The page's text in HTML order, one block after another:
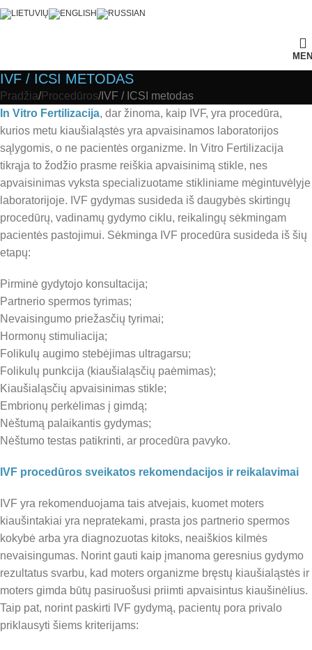
IVF / ICSI METODAS
Pradžia Procedūros IVF / ICSI metodas
In Vitro Fertilizacija, dar žinoma, kaip IVF, yra procedūra,
kurios metu kiaušialąstės yra apvaisinamos laboratorijos
sąlygomis, o ne pacientės organizme. In Vitro Fertilizacija
tikrąja to žodžio prasme reiškia apvaisinimą stikle, nes
apvaisinimas vyksta specializuotame stikliniame mėgintuvėlyje
laboratorijoje. IVF gydymas susideda iš daugybės skirtingų
procedūrų, vadinamų gydymo ciklu, reikalingų sėkmingam
pacientės pastojimui. Sėkminga IVF procedūra susideda iš šių
etapų:
Pirminė gydytojo konsultacija;
Partnerio spermos tyrimas;
Nevaisingumo priežasčių tyrimai;
Hormonų stimuliacija;
Folikulų augimo stebėjimas ultragarsu;
Folikulų punkcija (kiaušialąsčių paėmimas);
Kiaušialąsčių apvaisinimas stikle;
Embrionų perkėlimas į gimdą;
Nėštumą palaikantis gydymas;
Nėštumo testas patikrinti, ar procedūra pavyko.
IVF procedūros sveikatos rekomendacijos ir reikalavimai
IVF yra rekomenduojama tais atvejais, kuomet moters
kiaušintakiai yra nepratekami, prasta jos partnerio spermos
kokybė arba yra diagnozuotas kitoks, neaiškios kilmės
nevaisingumas. Norint gauti kaip įmanoma geresnius gydymo
rezultatus svarbu, kad moters organizme bręstų kiaušialąstės ir
moters gimda būtų pasiruošusi priimti apvaisintus kiaušinėlius.
Taip pat, norint paskirti IVF gydymą, pacientų pora privalo
priklausyti šiems kriterijams: